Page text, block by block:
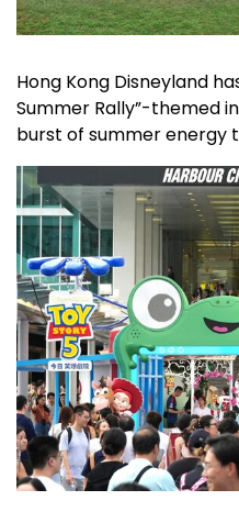
Hong Kong Disneyland
Summer Rally”-themed
burst of summer energy